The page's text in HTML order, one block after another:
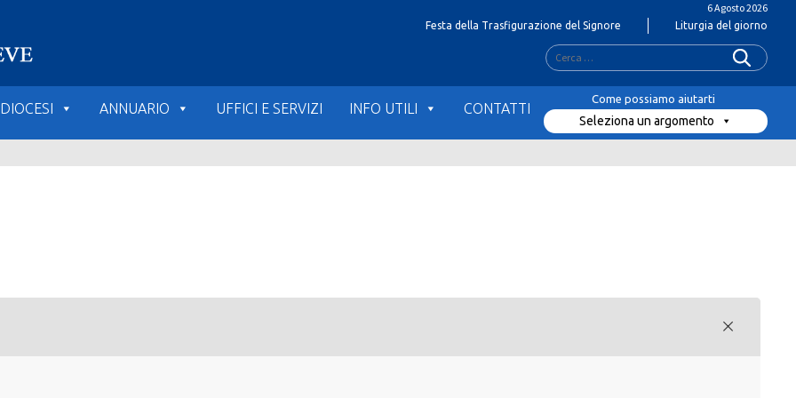
6 Agosto 2026
Festa della Trasfigurazione del Signore Liturgia del giorno
Ricerca
per:
DIOCESI ANNUARIO UFFICI E SERVIZI INFO UTILI CONTATTI
Seleziona un argomento